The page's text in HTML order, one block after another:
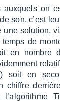
auxquels on
son, c’est
une solu­tion,
de
en nombre
soit en
chiffre